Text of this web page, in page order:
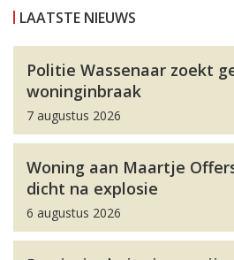
LAATSTE NIEUWS
Politie Wassenaar zoekt
woninginbraak
7 augustus 2026
Woning aan Maartje
dicht na explosie
6 augustus 2026